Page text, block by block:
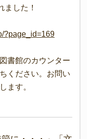
ました！
?page_id=169
書館のカウンター
ください。お問い
ます。